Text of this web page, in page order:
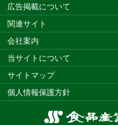
食
広告掲載について
関連サイト
会社案内
当サイトについて
サイトマップ
個人情報保護方針